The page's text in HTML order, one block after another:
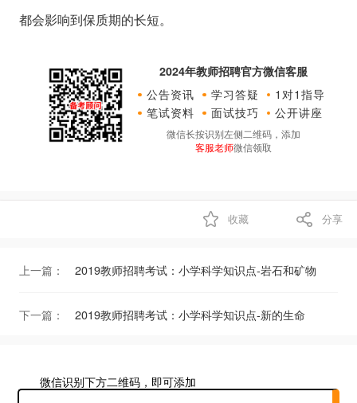
都会影响到保质期的长短。
2024年教师招聘官方微信客服
公告资讯
学习答疑
1对1指导
笔试资料
面试技巧 公开讲座
微信长按识别左侧二维码，添加
客服老师微信领取
收藏 分享
上一篇： 2019教师招聘考试：小学科学知识点-岩石和矿物
下一篇： 2019教师招聘考试：小学科学知识点-新的生命
微信识别下方二维码，即可添加